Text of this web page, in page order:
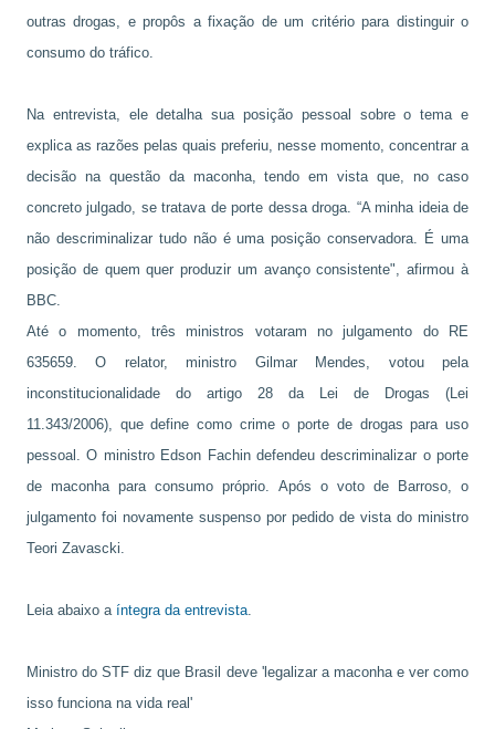
outras drogas, e propôs a fixação de um critério para distinguir o
consumo do tráfico.
Na entrevista, ele detalha sua posição pessoal sobre o tema e
explica as razões pelas quais preferiu, nesse momento, concentrar a
decisão na questão da maconha, tendo em vista que, no caso
concreto julgado, se tratava de porte dessa droga. “A minha ideia de
não descriminalizar tudo não é uma posição conservadora. É uma
posição de quem quer produzir um avanço consistente", afirmou à
BBC.
Até o momento, três ministros votaram no julgamento do RE
635659. O relator, ministro Gilmar Mendes, votou pela
inconstitucionalidade do artigo 28 da Lei de Drogas (Lei
11.343/2006), que define como crime o porte de drogas para uso
pessoal. O ministro Edson Fachin defendeu descriminalizar o porte
de maconha para consumo próprio. Após o voto de Barroso, o
julgamento foi novamente suspenso por pedido de vista do ministro
Teori Zavascki.
Leia abaixo a íntegra da entrevista.
Ministro do STF diz que Brasil deve 'legalizar a maconha e ver como
isso funciona na vida real'